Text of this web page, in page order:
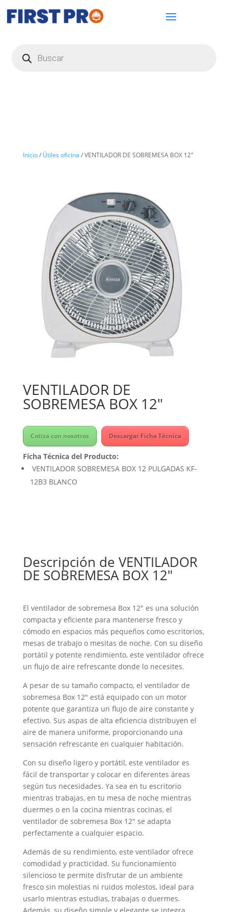
productos
Inicio/ Útiles oficina / VENTILADOR DE SOBREMESA BOX 12″
VENTILADOR DE
SOBREMESA BOX 12″
Cotiza con nosotros Descargar Ficha Técnica
Ficha Técnica del Producto:
VENTILADOR SOBREMESA BOX 12 PULGADAS KF-
12B3 BLANCO
Descripción de VENTILADOR
DE SOBREMESA BOX 12″
El ventilador de sobremesa Box 12″ es una solución
compacta y eficiente para mantenerse fresco y
cómodo en espacios más pequeños como escritorios,
mesas de trabajo o mesitas de noche. Con su diseño
portátil y potente rendimiento, este ventilador ofrece
un flujo de aire refrescante donde lo necesites.
A pesar de su tamaño compacto, el ventilador de
sobremesa Box 12″ está equipado con un motor
potente que garantiza un flujo de aire constante y
efectivo. Sus aspas de alta eficiencia distribuyen el
aire de manera uniforme, proporcionando una
sensación refrescante en cualquier habitación.
Con su diseño ligero y portátil, este ventilador es
fácil de transportar y colocar en diferentes áreas
según tus necesidades. Ya sea en tu escritorio
mientras trabajas, en tu mesa de noche mientras
duermes o en la cocina mientras cocinas, el
ventilador de sobremesa Box 12″ se adapta
perfectamente a cualquier espacio.
Además de su rendimiento, este ventilador ofrece
comodidad y practicidad. Su funcionamiento
silencioso te permite disfrutar de un ambiente
fresco sin molestias ni ruidos molestos, ideal para
usarlo mientras estudias, trabajas o duermes.